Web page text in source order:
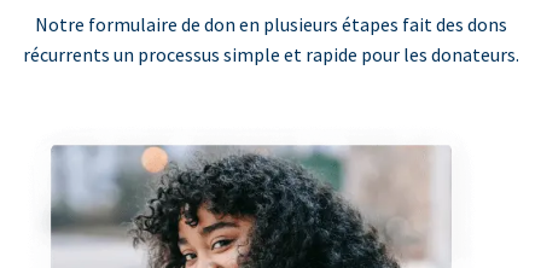
Notre formulaire de don en plusieurs étapes fait des dons
récurrents un processus simple et rapide pour les donateurs.